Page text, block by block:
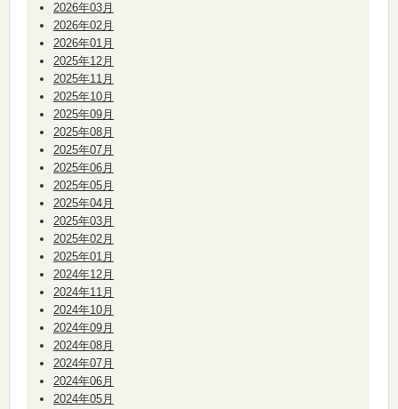
2026年03月
2026年02月
2026年01月
2025年12月
2025年11月
2025年10月
2025年09月
2025年08月
2025年07月
2025年06月
2025年05月
2025年04月
2025年03月
2025年02月
2025年01月
2024年12月
2024年11月
2024年10月
2024年09月
2024年08月
2024年07月
2024年06月
2024年05月